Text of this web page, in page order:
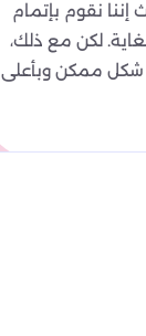
نقوم بإتمام
لكن مع ذلك،
شكل ممكن وبأعلى